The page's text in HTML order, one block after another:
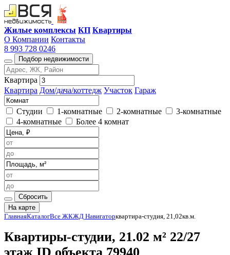
Жилые комплексы КП Квартиры
О Компании Контакты
8 993 728 0246
Подбор недвижимости
Квартира
Квартира Дом/дача/коттедж Участок Гараж
Студии 1-комнатные 2-комнатные
3-комнатные
4-комнатные
Более 4 комнат
Сбросить
На карте